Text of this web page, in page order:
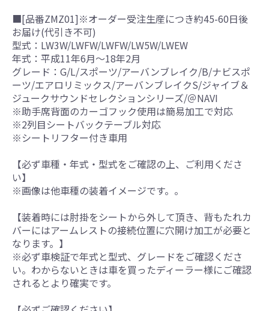
■[品番ZMZ01]※オーダー受注生産につき約45-60日後
お届け(代引き不可)
型式：LW3W/LWFW/LWFW/LW5W/LWEW
年式：平成11年6月～18年2月
グレード：G/L/スポーツ/アーバンブレイク/B/ナビスポ
ーツ/エアロリミックス/アーバンブレイクS/ジャイブ＆
ジュークサウンドセレクションシリーズ/＠NAVI
※助手席背面のカーゴフック使用は簡易加工で対応
※2列目シートバックテーブル対応
※シートリフター付き車用
【必ず車種・年式・型式をご確認の上、ご利用くださ
い】
※画像は他車種の装着イメージです。。
【装着時には肘掛をシートから外して頂き、背もたれカ
バーにはアームレストの接続位置に穴開け加工が必要と
なります。】
※必ず車検証で年式と型式、グレードをご確認くださ
い。わからないときは車を買ったディーラー様にご確認
されるとより確実です。